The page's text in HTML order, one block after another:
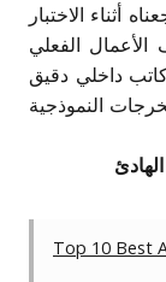
أثناء الاختبار
الفعلي
داخلي دقيق
النموذجية
Top 10 Best